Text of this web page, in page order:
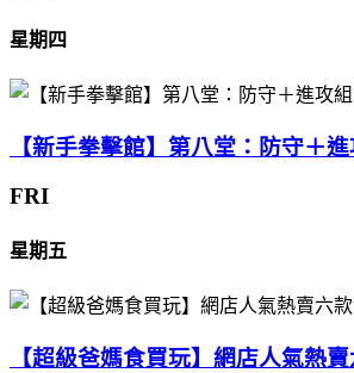
星期四
【新手拳擊館】第八堂：防守＋
FRI
星期五
【超級爸媽食買玩】網店人氣熱